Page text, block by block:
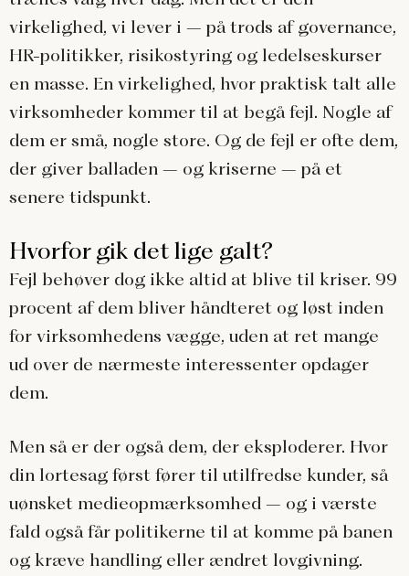
virkelighed, vi lever i – på trods af governance,
HR-politikker, risikostyring og ledelseskurser
en masse. En virkelighed, hvor praktisk talt alle
virksomheder kommer til at begå fejl. Nogle af
dem er små, nogle store. Og de fejl er ofte dem,
der giver balladen – og kriserne – på et
senere tidspunkt.
Hvorfor gik det lige galt?
Fejl behøver dog ikke altid at blive til kriser. 99
procent af dem bliver håndteret og løst inden
for virksomhedens vægge, uden at ret mange
ud over de nærmeste interessenter opdager
dem.
Men så er der også dem, der eksploderer. Hvor
din lortesag først fører til utilfredse kunder, så
uønsket medieopmærksomhed – og i værste
fald også får politikerne til at komme på banen
og kræve handling eller ændret lovgivning.